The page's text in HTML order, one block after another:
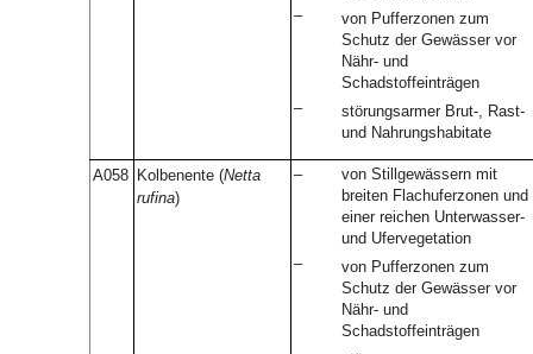
–
von Pufferzonen zum
Schutz der Gewässer vor
Nähr- und
Schadstoffeinträgen
–
störungsarmer Brut-, Rast-
und Nahrungshabitate
A058 Kolbenente (Netta
rufina)
–
von Stillgewässern mit
breiten Flachuferzonen und
einer reichen Unterwasser-
und Ufervegetation
–
von Pufferzonen zum
Schutz der Gewässer vor
Nähr- und
Schadstoffeinträgen